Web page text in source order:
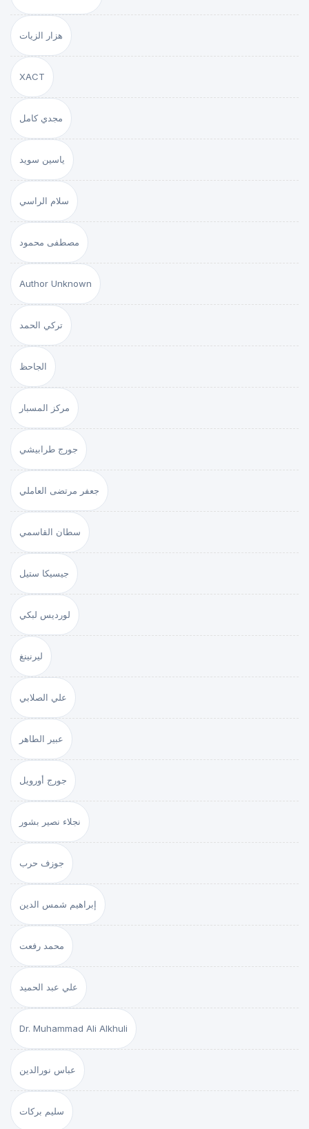
هزار الزيات
XACT
مجدي كامل
ياسين سويد
سلام الراسي
مصطفى محمود
Author Unknown
تركي الحمد
الجاحظ
مركز المسبار
جورج طرابيشي
جعفر مرتضى العاملي
سطان القاسمي
جيسيكا ستيل
لورديس لبكي
ليرنينغ
علي الصلابي
عبير الطاهر
جورج أورويل
نجلاء نصير بشور
جوزف حرب
إبراهيم شمس الدين
محمد رفعت
علي عبد الحميد
Dr. Muhammad Ali Alkhuli
عباس نورالدين
سليم بركات